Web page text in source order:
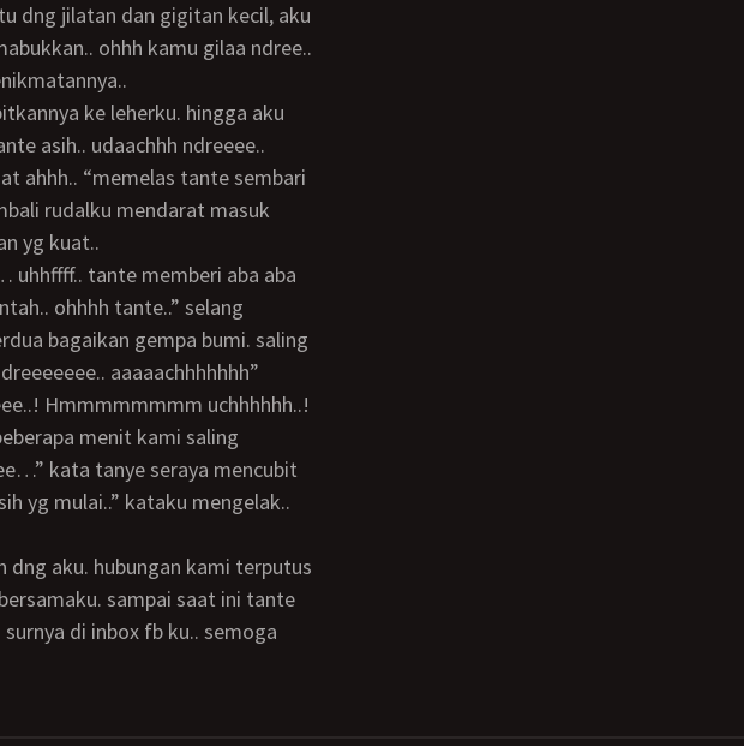
dng jilatan dan gigitan kecil, aku
ohhh kamu gilaa ndree..
asih.. udaachhh ndreeee..
ahhh.. “memelas tante sembari
rudalku mendarat masuk
yg kuat..
ohhhh tante..” selang
bagaikan gempa bumi. saling
aaaaachhhhhhh”
Hmmmmmmmm uchhhhhh..!
menit kami saling
kata tanye seraya mencubit
yg mulai..” kataku mengelak..
sampai saat ini tante
di inbox fb ku.. semoga